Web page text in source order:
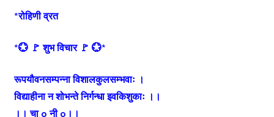
*रोहिणी व्रत
*💮 🚩 शुभ विचार 🚩 💮*
रूपयौवनसम्पन्ना विशालकुलसम्भवाः ।
विद्याहीना न शोभन्ते निर्गन्धा इवकिशुकाः ।।
।। चा o नी o।।